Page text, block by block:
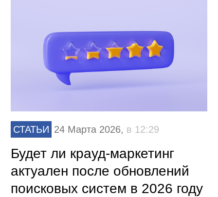
СТАТЬИ 24 Марта 2026, в 12:29
Будет ли крауд-маркетинг
актуален после обновлений
поисковых систем в 2026 году